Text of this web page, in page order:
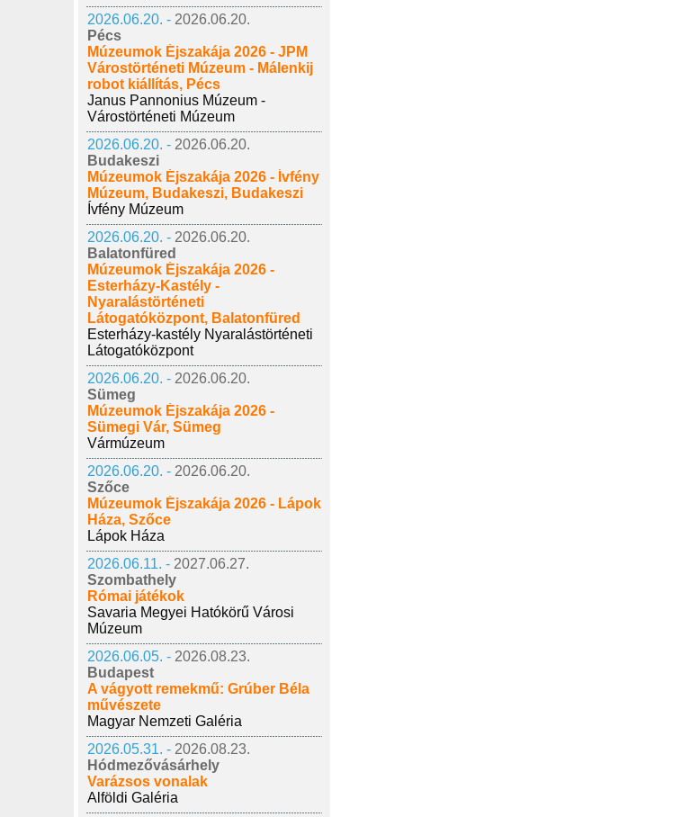
2026.06.20. - 2026.06.20.
Pécs
Múzeumok Éjszakája 2026 - JPM
Várostörténeti Múzeum - Málenkij
robot kiállítás, Pécs
Janus Pannonius Múzeum -
Várostörténeti Múzeum
2026.06.20. - 2026.06.20.
Budakeszi
Múzeumok Éjszakája 2026 - Ívfény
Múzeum, Budakeszi, Budakeszi
Ívfény Múzeum
2026.06.20. - 2026.06.20.
Balatonfüred
Múzeumok Éjszakája 2026 -
Esterházy-Kastély -
Nyaralástörténeti
Látogatóközpont, Balatonfüred
Esterházy-kastély Nyaralástörténeti
Látogatóközpont
2026.06.20. - 2026.06.20.
Sümeg
Múzeumok Éjszakája 2026 -
Sümegi Vár, Sümeg
Vármúzeum
2026.06.20. - 2026.06.20.
Szőce
Múzeumok Éjszakája 2026 - Lápok
Háza, Szőce
Lápok Háza
2026.06.11. - 2027.06.27.
Szombathely
Római játékok
Savaria Megyei Hatókörű Városi
Múzeum
2026.06.05. - 2026.08.23.
Budapest
A vágyott remekmű: Grúber Béla
művészete
Magyar Nemzeti Galéria
2026.05.31. - 2026.08.23.
Hódmezővásárhely
Varázsos vonalak
Alföldi Galéria